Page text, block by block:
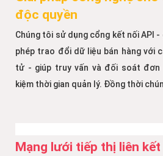
độc quyền
Chúng tôi sử dụng cổng kết nối API
phép trao đổi dữ liệu bán hàng với
tử - giúp truy vấn và đối soát đơn
kiệm thời gian quản lý. Đồng thời
Mạng lưới tiếp thị liên